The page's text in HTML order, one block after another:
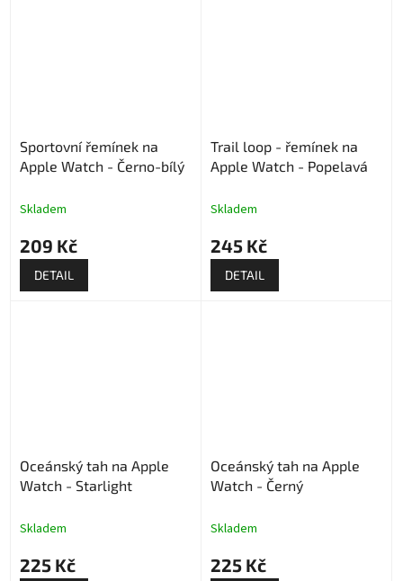
Sportovní řemínek na
Apple Watch - Černo-bílý
Skladem
209 Kč
DETAIL
Trail loop - řemínek na
Apple Watch - Popelavá
Skladem
245 Kč
DETAIL
Oceánský tah na Apple
Watch - Starlight
Skladem
225 Kč
Oceánský tah na Apple
Watch - Černý
Skladem
225 Kč